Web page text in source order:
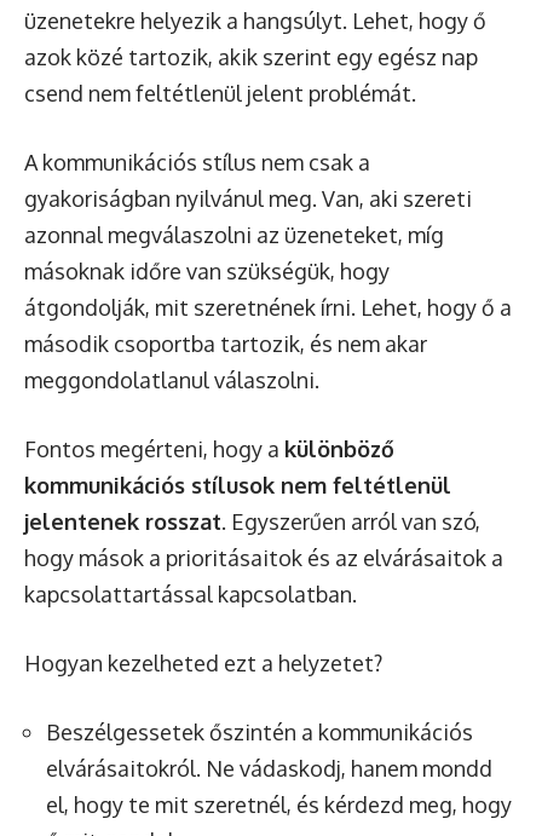
üzenetekre helyezik a hangsúlyt. Lehet, hogy ő
azok közé tartozik, akik szerint egy egész nap
csend nem feltétlenül jelent problémát.
A kommunikációs stílus nem csak a
gyakoriságban nyilvánul meg. Van, aki szereti
azonnal megválaszolni az üzeneteket, míg
másoknak időre van szükségük, hogy
átgondolják, mit szeretnének írni. Lehet, hogy ő a
második csoportba tartozik, és nem akar
meggondolatlanul válaszolni.
Fontos megérteni, hogy a különböző
kommunikációs stílusok nem feltétlenül
jelentenek rosszat. Egyszerűen arról van szó,
hogy mások a prioritásaitok és az elvárásaitok a
kapcsolattartással kapcsolatban.
Hogyan kezelheted ezt a helyzetet?
Beszélgessetek őszintén a kommunikációs
elvárásaitokról. Ne vádaskodj, hanem mondd
el, hogy te mit szeretnél, és kérdezd meg, hogy